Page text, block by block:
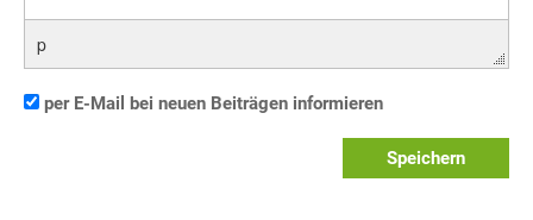
p
per E-Mail bei neuen Beiträgen informieren
Speichern